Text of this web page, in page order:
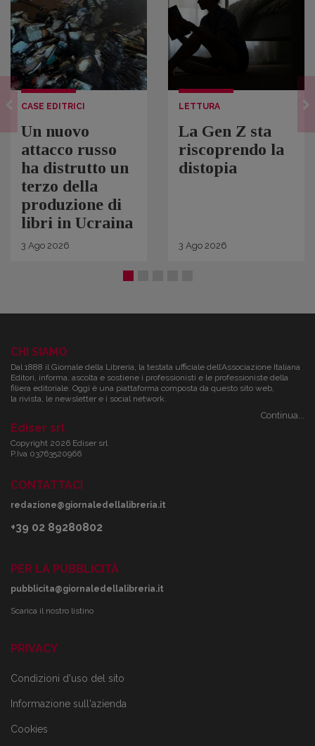
CASE EDITRICI
Un nuovo
attacco russo
ha distrutto un
terzo della
produzione di
libri in Ucraina
3 Ago 2026
LETTURA
La Gen Z sta
riscoprendo la
distopia
3 Ago 2026
CHI SIAMO
Dal 1888 il Giornale della Libreria, la testata ufficiale dell’Associazione Italiana
Editori, informa, ascolta e sostiene i professionisti e le professioniste della
filiera editoriale. Oggi è una piattaforma composta da questo sito web,
la rivista, le newsletter e i social network.
Continua...
Ediser srl
Copyright 2026 Ediser srl
P.Iva 03763520966
CONTATTACI
redazione@giornaledellalibreria.it
+39 02 89280802
PER LA PUBBLICITÀ
pubblicita@giornaledellalibreria.it
Scarica il nostro listino
PRIVACY
Condizioni d'uso del sito
Informazione sull'azienda
Cookies